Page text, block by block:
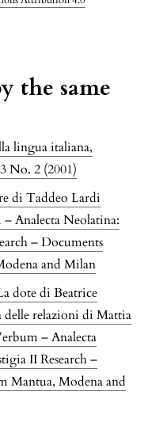
the same
lingua italiana,
No. 2 (2001)
di Taddeo Lardi
Analecta Neolatina:
– Documents
and Milan
dote di Beatrice
delle relazioni di Mattia
– Analecta
II Research –
Mantua, Modena and